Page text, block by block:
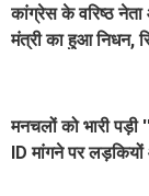
कांग्रेस के वरिष्ठ
मंत्री का हुआ निधन,
मनचलों को भारी पड़ी
ID मांगने पर